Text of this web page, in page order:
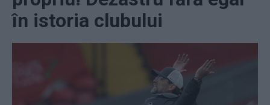
în istoria clubului